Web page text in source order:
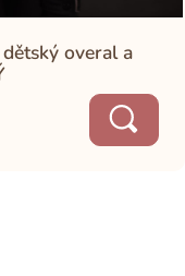
overal a